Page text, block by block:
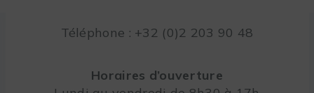
Téléphone : +32 (0)2 203 90 48
Horaires d’ouverture